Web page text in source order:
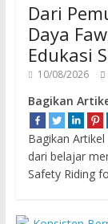
Dari
Daya
Edukasi
10/08/2026
Bagikan
Bagikan
dari belajar
Safety Riding